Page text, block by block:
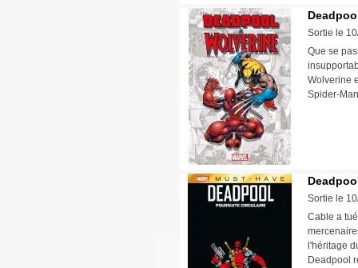
Sortie le
Que se
Wolverine
Spider-
Sortie le
Cable a
l'héritage
Deadpool